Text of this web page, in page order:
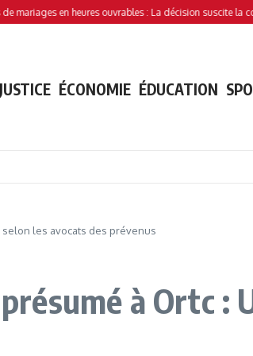
en heures ouvrables : La décision suscite la
JUSTICE ÉCONOMIE ÉDUCATION
selon les avocats des prévenus
à Ortc :